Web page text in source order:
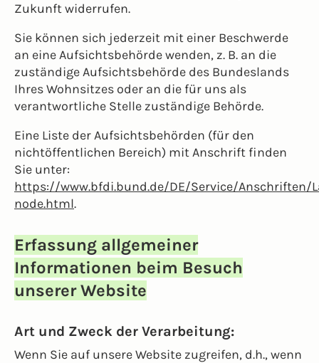
Zukunft widerrufen.
Sie können sich jederzeit mit einer Beschwerde
an eine Aufsichtsbehörde wenden, z. B. an die
zuständige Aufsichtsbehörde des Bundeslands
Ihres Wohnsitzes oder an die für uns als
verantwortliche Stelle zuständige Behörde.
Eine Liste der Aufsichtsbehörden (für den
nichtöffentlichen Bereich) mit Anschrift finden
Sie unter:
https://www.bfdi.bund.de/DE/Service/Anschriften/
node.html.
Erfassung allgemeiner
Informationen beim Besuch
unserer Website
Art und Zweck der Verarbeitung:
Wenn Sie auf unsere Website zugreifen, d.h., wenn